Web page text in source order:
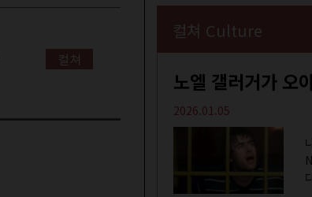
컬쳐
컬쳐 Culture
2026.01.05